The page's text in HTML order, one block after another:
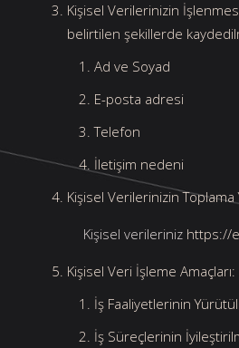
Kişisel Verilerinizin
belirtilen şekillerde
Ad ve Soyad
E-posta adresi
Telefon
İletişim nedeni
Kişisel Verilerinizin Toplama
Kişisel verileriniz https://
Kişisel Veri İşleme
İş Faaliyetlerinin
İş Süreçlerinin